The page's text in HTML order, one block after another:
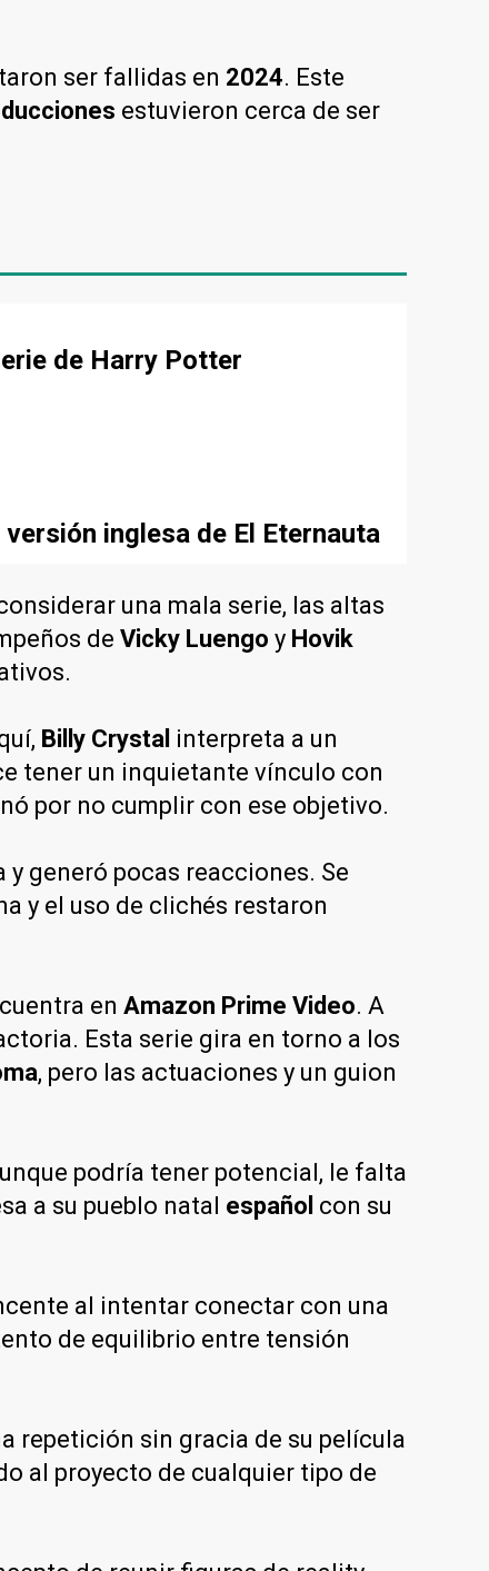
ser fallidas en 2024. Este
estuvieron cerca de ser
de Harry Potter
inglesa de El Eternauta
una mala serie, las altas
de Vicky Luengo y Hovik
Billy Crystal interpreta a un
tener un inquietante vínculo con
por no cumplir con ese objetivo.
y generó pocas reacciones. Se
y el uso de clichés restaron
en Amazon Prime Video. A
Esta serie gira en torno a los
, pero las actuaciones y un guion
podría tener potencial, le falta
a su pueblo natal español con su
al intentar conectar con una
de equilibrio entre tensión
repetición sin gracia de su película
al proyecto de cualquier tipo de